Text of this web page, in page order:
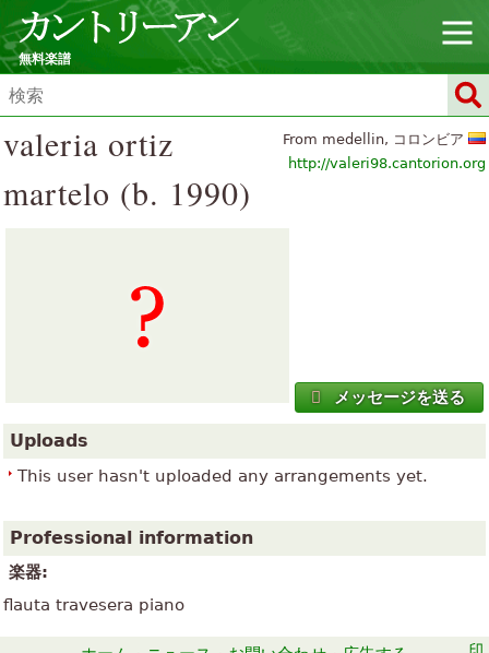
無料楽譜
From medellin, コロンビア
http://valeri98.cantorion.org
valeria ortiz
martelo (b. 1990)
メッセージを送る
Uploads
This user hasn't uploaded any arrangements yet.
Professional information
楽器:
flauta travesera piano